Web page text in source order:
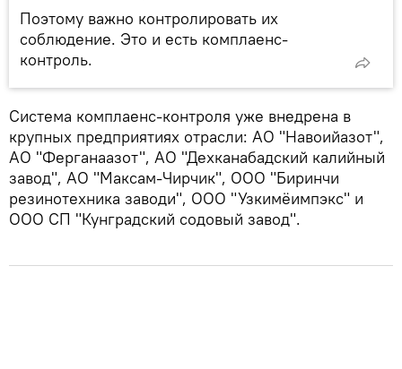
Поэтому важно контролировать их
соблюдение. Это и есть комплаенс-
контроль.
Система комплаенс-контроля уже внедрена в
крупных предприятиях отрасли: АО "Навоийазот",
АО "Ферганаазот", АО "Дехканабадский калийный
завод", АО "Максам-Чирчик", ООО "Биринчи
резинотехника заводи", ООО "Узкимёимпэкс" и
ООО СП "Кунградский содовый завод".